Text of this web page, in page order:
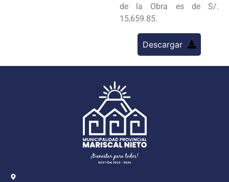
de la Obra es de S/.
15,659.85.
Descargar